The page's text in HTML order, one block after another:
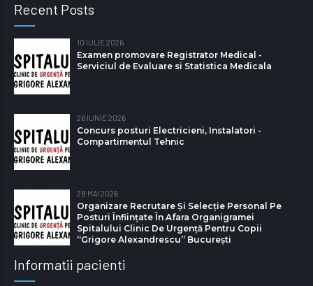
Recent Posts
10 IULIE 2026
Examen promovare Registrator Medical -
Serviciul de Evaluare si Statistica Medicala
26 IUNIE 2026
Concurs posturi Electricieni, Instalatori -
Compartimentul Tehnic
28 MAI 2026
Organizare Recrutare Și Selecție Personal Pe
Posturi Înființate În Afara Organigramei
Spitalului Clinic De Urgență Pentru Copii
“Grigore Alexandrescu” Bucureşti
Informatii pacienti